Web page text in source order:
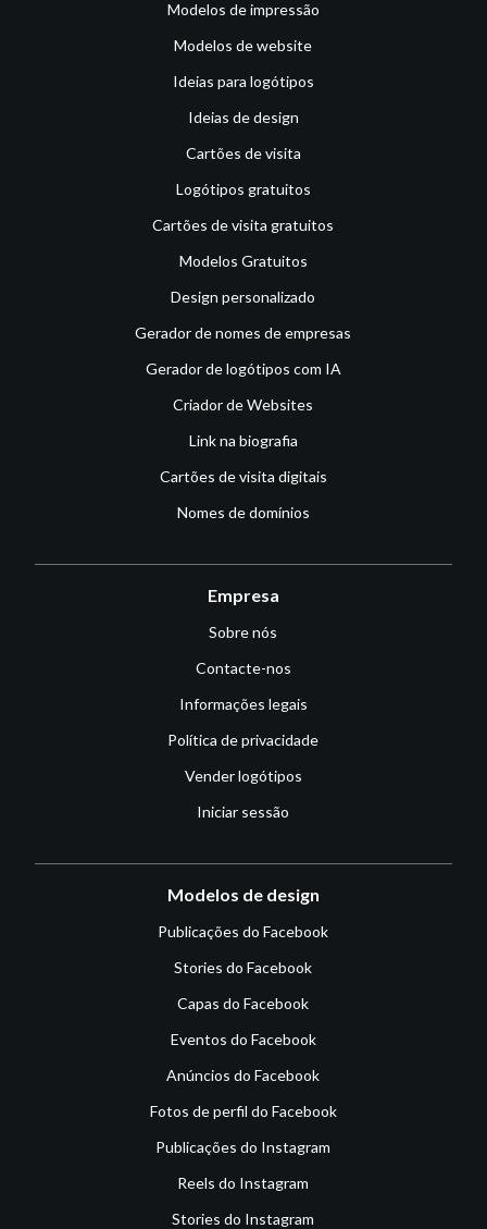
Modelos de impressão
Modelos de website
Ideias para logótipos
Ideias de design
Cartões de visita
Logótipos gratuitos
Cartões de visita gratuitos
Modelos Gratuitos
Design personalizado
Gerador de nomes de empresas
Gerador de logótipos com IA
Criador de Websites
Link na biografia
Cartões de visita digitais
Nomes de domínios
Empresa
Sobre nós
Contacte-nos
Informações legais
Política de privacidade
Vender logótipos
Iniciar sessão
Modelos de design
Publicações do Facebook
Stories do Facebook
Capas do Facebook
Eventos do Facebook
Anúncios do Facebook
Fotos de perfil do Facebook
Publicações do Instagram
Reels do Instagram
Stories do Instagram